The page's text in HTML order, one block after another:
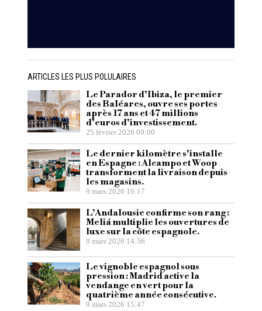
ARTICLES LES PLUS POLULAIRES
Le Parador d’Ibiza, le premier
des Baléares, ouvre ses portes
après 17 ans et 47 millions
d’euros d’investissement.
25 février 2026 09:00
Le dernier kilomètre s’installe
en Espagne : Alcampo et Woop
transforment la livraison depuis
les magasins.
9 mars 2026 10:17
L’Andalousie confirme son rang :
Meliá multiplie les ouvertures de
luxe sur la côte espagnole.
9 mars 2026 14:56
Le vignoble espagnol sous
pression : Madrid active la
vendange en vert pour la
quatrième année consécutive.
9 mars 2026 15:47